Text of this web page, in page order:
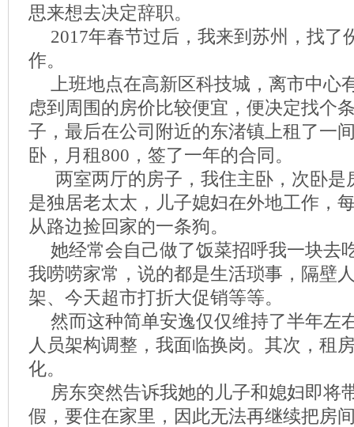
思来想去决定辞职。
2017年春节过后，我来到苏州，找了
作。
上班地点在高新区科技城，离市中心
虑到周围的房价比较便宜，便决定找个
子，最后在公司附近的东渚镇上租了一
卧，月租800，签了一年的合同。
两室两厅的房子，我住主卧，次卧是
是独居老太太，儿子媳妇在外地工作，
从路边捡回家的一条狗。
她经常会自己做了饭菜招呼我一块去
我唠唠家常，说的都是生活琐事，隔壁
架、今天超市打折大促销等等。
然而这种简单安逸仅仅维持了半年左
人员架构调整，我面临换岗。其次，租
化。
房东突然告诉我她的儿子和媳妇即将
假，要住在家里，因此无法再继续把房